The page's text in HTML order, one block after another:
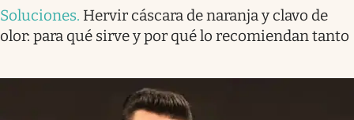
Soluciones. Hervir cáscara de naranja y clavo de
olor: para qué sirve y por qué lo recomiendan tanto